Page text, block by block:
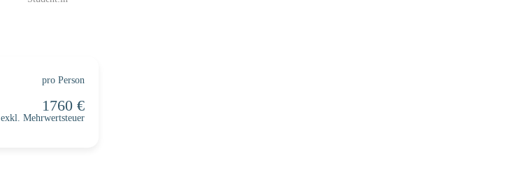
pro Person
exkl. Mehrwertsteuer